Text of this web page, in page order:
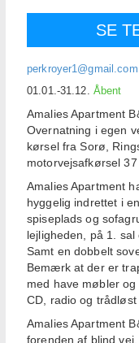
SE
perkroyer1@gmail.com
01.01.-31.12. Åbent
Amalies Apartment
Overnatning i egen
kørsel fra Sorø,
motorvejsafkørsel
Amalies Apartment
hyggelig indrettet i
spiseplads og
lejligheden, på 1. sal
Samt en dobbelt
Bemærk at der er
med have møbler
CD, radio og trådløst
Amalies Apartment
forenden af blind